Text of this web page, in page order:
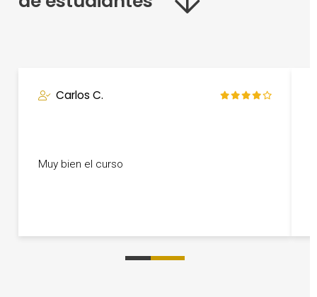
Carlos C.
Muy bien el curso
0 1 2 3 4